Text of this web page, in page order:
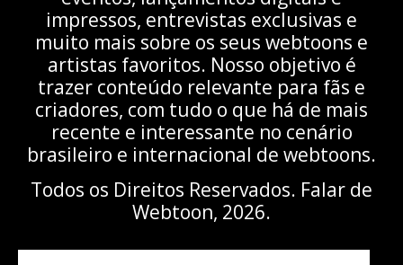
impressos, entrevistas exclusivas e
muito mais sobre os seus webtoons e
artistas favoritos. Nosso objetivo é
trazer conteúdo relevante para fãs e
criadores, com tudo o que há de mais
recente e interessante no cenário
brasileiro e internacional de webtoons.
Todos os Direitos Reservados. Falar de
Webtoon, 2026.